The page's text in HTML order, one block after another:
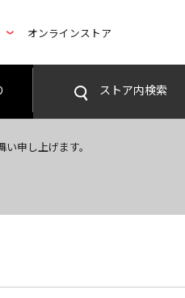
オンラインストア
ストア内検索
申し上げます。